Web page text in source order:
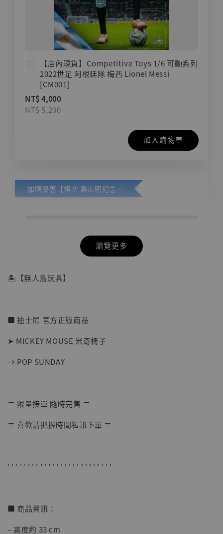
【店內現貨】Competitive Toys 1/6 可動系列
2022世足 阿根廷隊 梅西 Lionel Messi
[CM001]
NT$ 4,000
NT$ 5,200
加入購物車
加購優惠【悟空 鳥山明紀念款 [奇蹟工作室]】
【店內現貨】七龍珠 系列蒐藏雕像 悟空 鳥山
NT$ 4,280
瀏覽更多
🏝【無人島玩具】
■ 迪士尼 官方正版商品
➤ MICKEY MOUSE 米奇椅子
→ POP SUNDAY
≡ 限量接單 隨時完售 ≡
≡ 喜歡請把握時間私訊下單 ≡
' ' ' ' ' ' ' ' ' ' ' ' ' ' ' ' ' ' ' ' ' ' ' ' ' '
■ 商品資訊：
– 高度約 33 cm